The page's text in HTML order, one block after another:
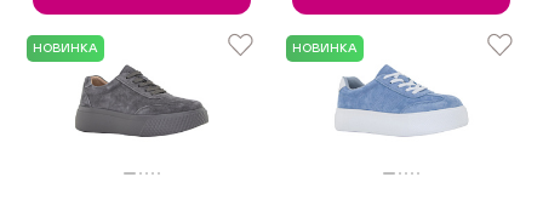
НОВИНКА НОВИНКА